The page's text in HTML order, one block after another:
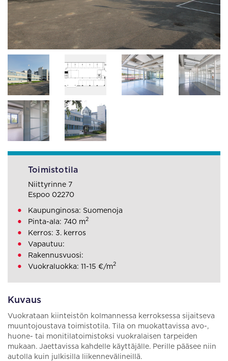
Kuvaus
Vuokrataan kiinteistön kolmannessa kerroksessa sijaitseva
muuntojoustava toimistotila. Tila on muokattavissa avo-,
huone- tai monitilatoimistoksi vuokralaisen tarpeiden
mukaan. Jaettavissa kahdelle käyttäjälle. Perille pääsee niin
autolla kuin julkisilla liikennevälineillä.
Toimistotila
Niittyrinne 7
Espoo 02270
Kaupunginosa: Suomenoja
Pinta-ala: 740 m2
Kerros: 3. kerros
Vapautuu:
Rakennusvuosi:
Vuokraluokka: 11-15 €/m2